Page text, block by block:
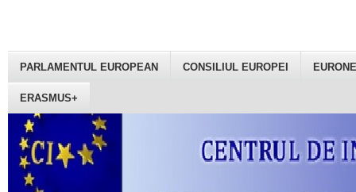
PARLAMENTUL EUROPEAN CONSILIUL EUROPEI
ERASMUS+